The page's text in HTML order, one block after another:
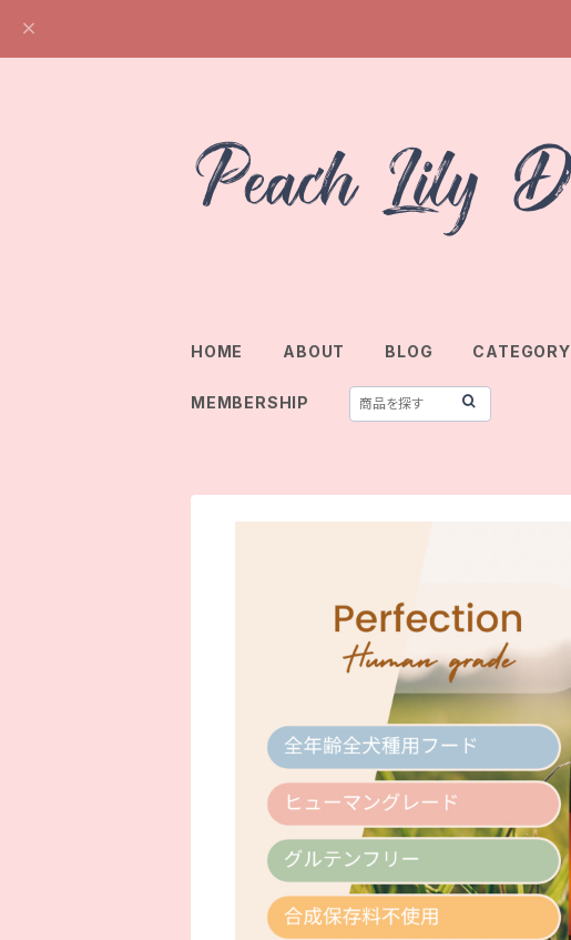
HOME ABOUT BLOG CATEGORY
MEMBERSHIP